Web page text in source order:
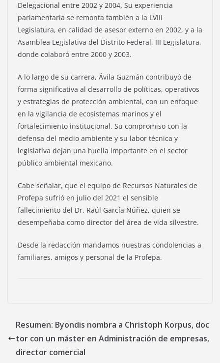
Delegacional entre 2002 y 2004. Su experiencia
parlamentaria se remonta también a la LVIII
Legislatura, en calidad de asesor externo en 2002, y a la
Asamblea Legislativa del Distrito Federal, III Legislatura,
donde colaboró entre 2000 y 2003.
A lo largo de su carrera, Ávila Guzmán contribuyó de
forma significativa al desarrollo de políticas, operativos
y estrategias de protección ambiental, con un enfoque
en la vigilancia de ecosistemas marinos y el
fortalecimiento institucional. Su compromiso con la
defensa del medio ambiente y su labor técnica y
legislativa dejan una huella importante en el sector
público ambiental mexicano.
Cabe señalar, que el equipo de Recursos Naturales de
Profepa sufrió en julio del 2021 el sensible
fallecimiento del Dr. Raúl García Núñez, quien se
desempeñaba como director del área de vida silvestre.
Desde la redacción mandamos nuestras condolencias a
familiares, amigos y personal de la Profepa.
Resumen: Byondis nombra a Christoph Korpus, doc
tor con un máster en Administración de empresas,
director comercial